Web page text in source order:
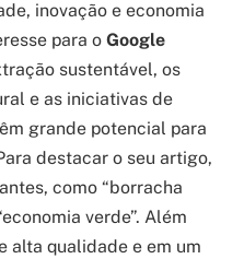
inovação e economia
para o Google
sustentável, os
e as iniciativas de
grande potencial para
destacar o seu artigo,
como “borracha
verde”. Além
alta qualidade e em um